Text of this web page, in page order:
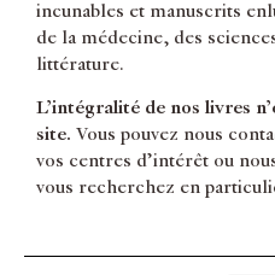
incunables et manuscrits
de la médecine, des
littérature.
L’intégralité de nos livres
site. Vous pouvez nous
vos centres d’intérêt ou
vous recherchez en